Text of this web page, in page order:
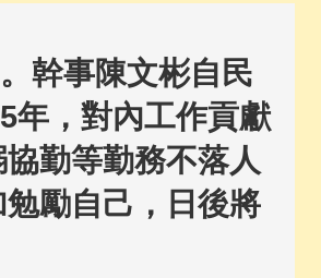
幹事陳文彬自民
年，對內工作貢獻
勤等勤務不落人
勵自己，日後將